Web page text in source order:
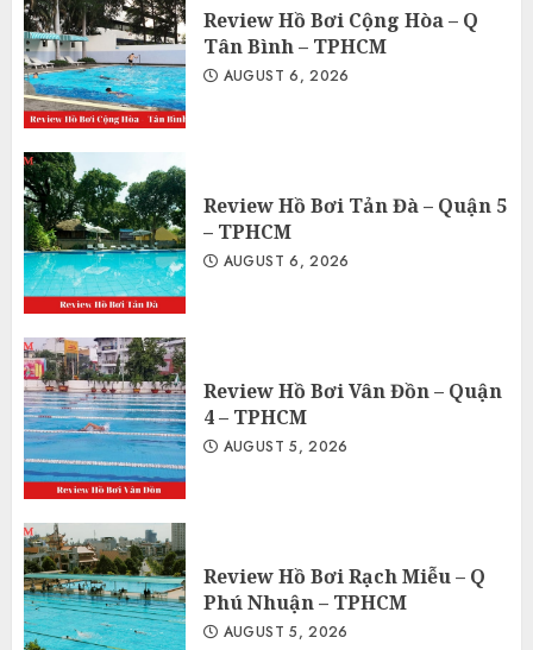
Review Hồ Bơi Cộng Hòa – Q
Tân Bình – TPHCM
AUGUST 6, 2026
Review Hồ Bơi Tản Đà – Quận 5
– TPHCM
AUGUST 6, 2026
Review Hồ Bơi Vân Đồn – Quận
4 – TPHCM
AUGUST 5, 2026
Review Hồ Bơi Rạch Miễu – Q
Phú Nhuận – TPHCM
AUGUST 5, 2026